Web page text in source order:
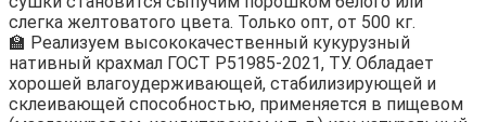
слегка желтоватого цвета. Только опт, от 500 кг.
🏫 Реализуем высококачественный кукурузный
нативный крахмал ГОСТ Р51985-2021, ТУ. Обладает
хорошей влагоудерживающей, стабилизирующей и
склеивающей способностью, применяется в пищевом